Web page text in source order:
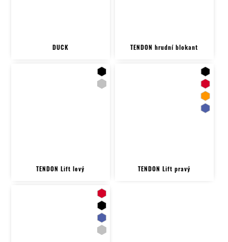
DUCK TENDON hrudní blokant
TENDON Lift levý TENDON Lift pravý